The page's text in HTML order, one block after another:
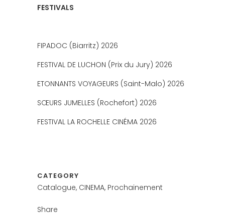
FESTIVALS
FIPADOC (Biarritz) 2026
FESTIVAL DE LUCHON (Prix du Jury) 2026
ETONNANTS VOYAGEURS (Saint-Malo) 2026
SŒURS JUMELLES (Rochefort) 2026
FESTIVAL LA ROCHELLE CINÉMA 2026
CATEGORY
Catalogue, CINEMA, Prochainement
Share